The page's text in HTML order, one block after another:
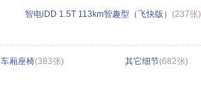
智电iDD 1.5T 113km智趣型（飞快版） (237张)
车厢座椅(383张) 其它细节(682张)